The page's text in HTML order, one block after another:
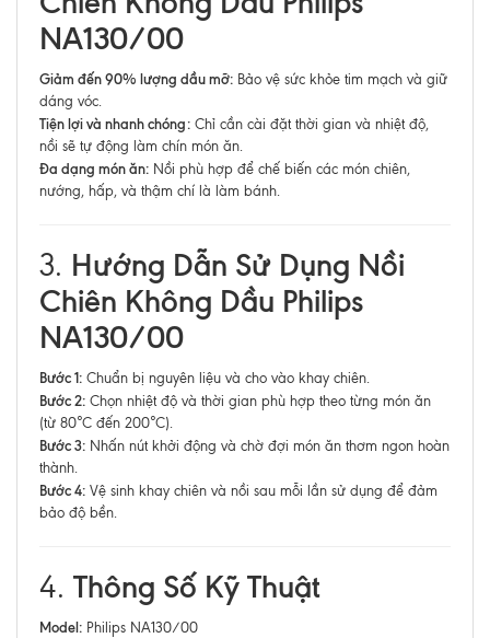
NA130/00
Giảm đến 90% lượng dầu mỡ: Bảo vệ sức khỏe tim mạch và giữ
dáng vóc.
Tiện lợi và nhanh chóng: Chỉ cần cài đặt thời gian và nhiệt độ,
nồi sẽ tự động làm chín món ăn.
Đa dạng món ăn: Nồi phù hợp để chế biến các món chiên,
nướng, hấp, và thậm chí là làm bánh.
3. Hướng Dẫn Sử Dụng Nồi
Chiên Không Dầu Philips
NA130/00
Bước 1: Chuẩn bị nguyên liệu và cho vào khay chiên.
Bước 2: Chọn nhiệt độ và thời gian phù hợp theo từng món ăn
(từ 80°C đến 200°C).
Bước 3: Nhấn nút khởi động và chờ đợi món ăn thơm ngon hoàn
thành.
Bước 4: Vệ sinh khay chiên và nồi sau mỗi lần sử dụng để đảm
bảo độ bền.
4. Thông Số Kỹ Thuật
Model: Philips NA130/00